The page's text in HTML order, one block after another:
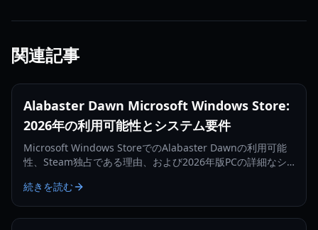
関連記事
Alabaster Dawn Microsoft Windows Store:
2026年の利用可能性とシステム要件
Microsoft Windows StoreでのAlabaster Dawnの利用可能
性、Steam独占である理由、および2026年版PCの詳細なシ
続きを読む